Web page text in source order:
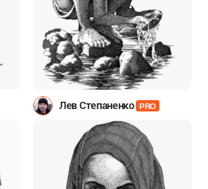
Лев Степаненко PRO